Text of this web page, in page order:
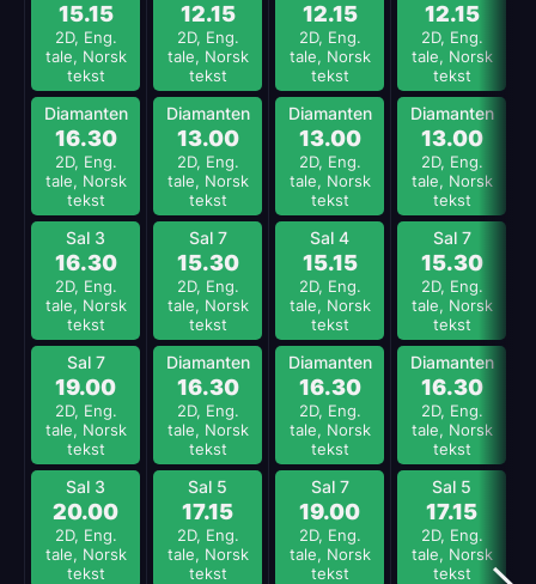
15.15
2D, Eng.
tale, Norsk
tekst
Diamanten
16.30
2D, Eng.
tale, Norsk
tekst
Sal 3
16.30
2D, Eng.
tale, Norsk
tekst
Sal 7
19.00
2D, Eng.
tale, Norsk
tekst
Sal 3
20.00
2D, Eng.
tale, Norsk
tekst
12.15
2D, Eng.
tale, Norsk
tekst
Diamanten
13.00
2D, Eng.
tale, Norsk
tekst
Sal 7
15.30
2D, Eng.
tale, Norsk
tekst
Diamanten
16.30
2D, Eng.
tale, Norsk
tekst
Sal 5
17.15
2D, Eng.
tale, Norsk
tekst
12.15
2D, Eng.
tale, Norsk
tekst
Diamanten
13.00
2D, Eng.
tale, Norsk
tekst
Sal 4
15.15
2D, Eng.
tale, Norsk
tekst
Diamanten
16.30
2D, Eng.
tale, Norsk
tekst
Sal 7
19.00
2D, Eng.
tale, Norsk
tekst
12.15
2D, Eng.
tale, Norsk
tekst
Diamanten
13.00
2D, Eng.
tale, Norsk
tekst
Sal 7
15.30
2D, Eng.
tale, Norsk
tekst
Diamanten
16.30
2D, Eng.
tale, Norsk
tekst
Sal 5
17.15
2D, Eng.
tale, Norsk
tekst